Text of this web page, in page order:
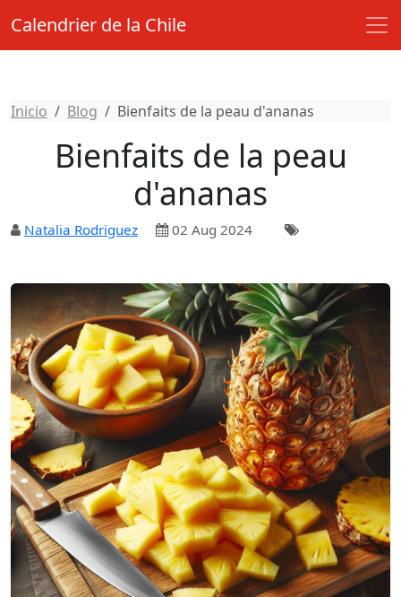
Calendrier de la Chile
Inicio Blog Bienfaits de la peau d'ananas
Bienfaits de la peau
d'ananas
Natalia Rodriguez 02 Aug 2024